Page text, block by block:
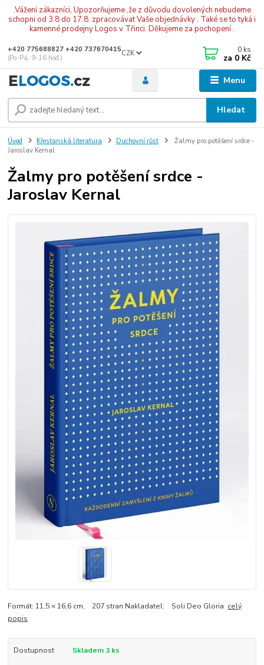
.Vážení zákazníci, Upozorňujeme ,že z důvodu dovolených nebudeme
schopni od 3.8 do 17.8. zpracovávat Vaše objednávky . Také se to tyká i
kamenné prodejny Logos v Třinci. Děkujeme za pochopení .
Menu
CZK
Hledat
+420 775688827 +420 737670415
(Po-Pá, 9-16 hod.)
0 ks
za 0 Kč
Úvod Křesťanská literatura Duchovní růst
Žalmy pro potěšení srdce -
Jaroslav Kernal
Žalmy pro potěšení srdce -
Jaroslav Kernal
Formát: 11,5 × 16,6 cm, 207 stran Nakladatel: Soli Deo Gloria celý
popis
Dostupnost Skladem 3 ks